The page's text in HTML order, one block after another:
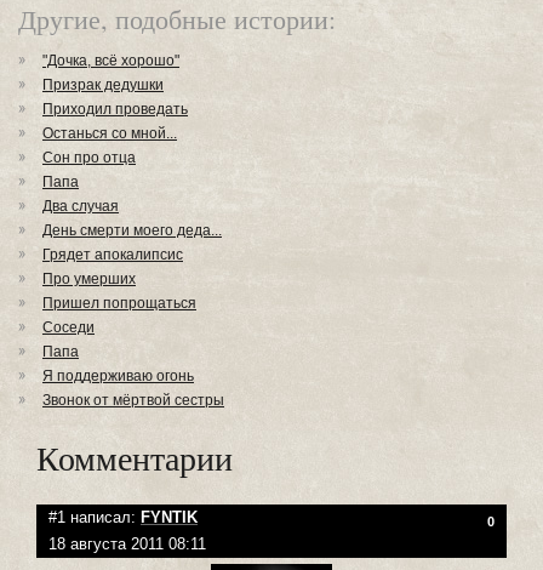
Другие, подобные истории:
"Дочка, всё хорошо"
Призрак дедушки
Приходил проведать
Останься со мной...
Сон про отца
Папа
Два случая
День смерти моего деда...
Грядет апокалипсис
Про умерших
Пришел попрощаться
Соседи
Папа
Я поддерживаю огонь
Звонок от мёртвой сестры
Комментарии
#1 написал: FYNTIK 0
18 августа 2011 08:11